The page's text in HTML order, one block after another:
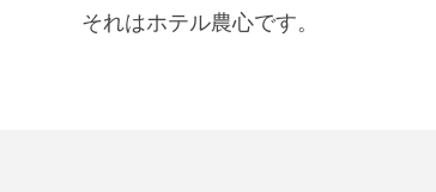
それはホテル農心です。